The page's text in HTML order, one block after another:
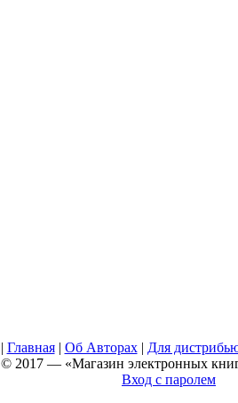
| Главная| Об Авторах| Для
© 2017 — «Магазин электронных
Вход с паролем